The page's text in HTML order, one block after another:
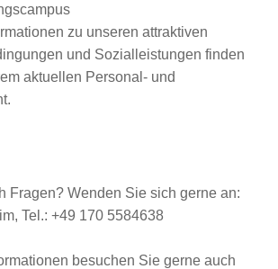
zu unseren attraktiven
und Sozialleistungen finden
aktuellen Personal- und
Fragen? Wenden Sie sich gerne an:
Tel.: +49 170 5584638
besuchen Sie gerne auch